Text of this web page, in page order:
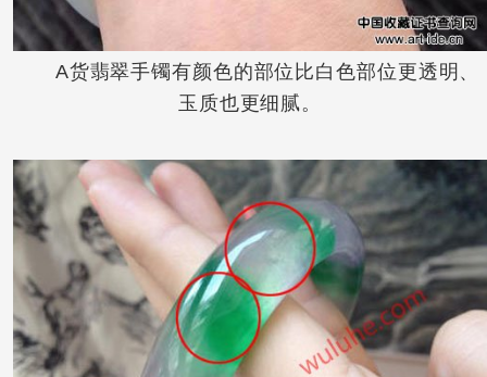
A货翡翠手镯有颜色的部位比白色部位更透明、
玉质也更细腻。